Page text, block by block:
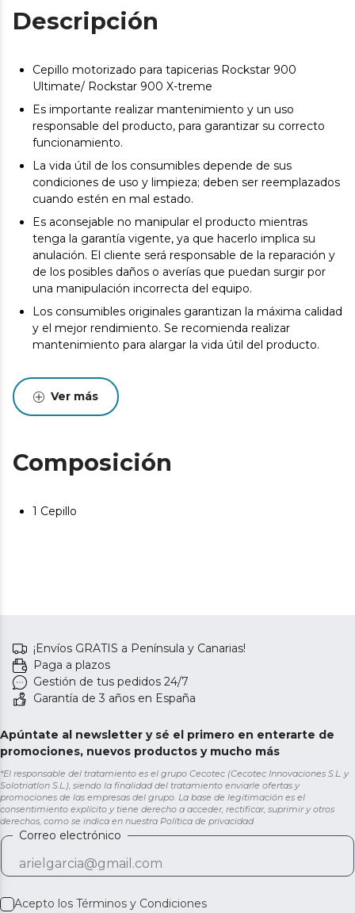
Descripción
Cepillo motorizado para tapicerias Rockstar 900
Ultimate/ Rockstar 900 X-treme
Es importante realizar mantenimiento y un uso
responsable del producto, para garantizar su correcto
funcionamiento.
La vida útil de los consumibles depende de sus
condiciones de uso y limpieza; deben ser reemplazados
cuando estén en mal estado.
Es aconsejable no manipular el producto mientras
tenga la garantía vigente, ya que hacerlo implica su
anulación. El cliente será responsable de la reparación y
de los posibles daños o averías que puedan surgir por
una manipulación incorrecta del equipo.
Los consumibles originales garantizan la máxima calidad
y el mejor rendimiento. Se recomienda realizar
mantenimiento para alargar la vida útil del producto.
Ver más
Composición
1 Cepillo
¡Envíos GRATIS a Península y Canarias!
Paga a plazos
Gestión de tus pedidos 24/7
Garantía de 3 años en España
Apúntate al newsletter y sé el primero en enterarte de
promociones, nuevos productos y mucho más
*El responsable del tratamiento es el grupo Cecotec (Cecotec Innovaciones S.L. y
Solotriatlon S.L.), siendo la finalidad del tratamiento enviarle ofertas y
promociones de las empresas del grupo. La base de legitimación es el
consentimiento explícito y tiene derecho a acceder, rectificar, suprimir y otros
derechos, como se indica en nuestra Política de privacidad
Correo electrónico
Acepto los Términos y Condiciones